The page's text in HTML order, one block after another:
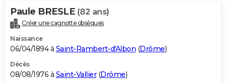
Paule BRESLE (82 ans)
Créer une cagnotte obsèques
Naissance
06/04/1894 à Saint-Rambert-d'Albon (Drôme)
Décès
08/08/1976 à Saint-Vallier(Drôme)